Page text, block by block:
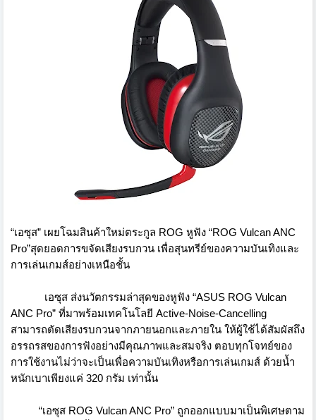
“เอซุส” เผยโฉมสินค้าใหม่ตระกูล ROG หูฟัง “ROG Vulcan ANC
Pro”สุดยอดการขจัดเสียงรบกวน เพื่อสุนทรีย์ของความบันเทิงและ
การเล่นเกมส์อย่างเหนือชั้น
เอซุส ส่งนวัตกรรมล่าสุดของหูฟัง “ASUS ROG Vulcan
ANC Pro” ที่มาพร้อมเทคโนโลยี Active-Noise-Cancelling
สามารถตัดเสียงรบกวนจากภายนอกและภายใน ให้ผู้ใช้ได้สัมผัสถึง
อรรถรสของการฟังอย่างมีคุณภาพและสมจริง ตอบทุกโจทย์ของ
การใช้งานไม่ว่าจะเป็นเพื่อความบันเทิงหรือการเล่นเกมส์ ด้วยน้ำ
หนักเบาเพียงแค่ 320 กรัม เท่านั้น
“เอซุส ROG Vulcan ANC Pro” ถูกออกแบบมาเป็นพิเศษตาม